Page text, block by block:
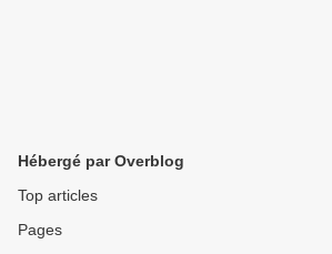
Hébergé par Overblog
Top articles
Pages